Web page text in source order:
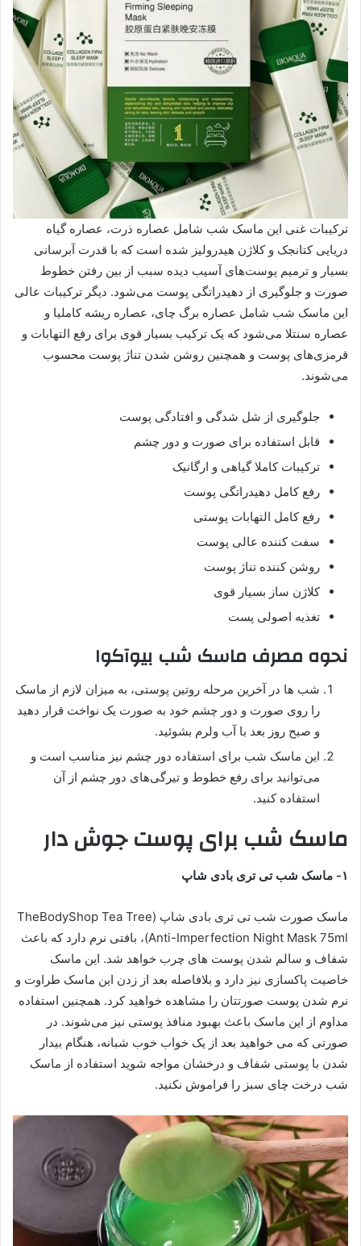
ترکیبات غنی این ماسک شب شامل عصاره ذرت، عصاره گیاه
دریایی کتانجک و کلاژن هیدرولیز شده است که با قدرت آبرسانی
بسیار و ترمیم پوست‌های آسیب دیده سبب از بین رفتن خطوط
صورت و جلوگیری از دهیدراتگی پوست می‌شود. دیگر ترکیبات عالی
این ماسک شب شامل عصاره برگ چای، عصاره ریشه کاملیا و
عصاره سنتلا می‌شود که یک ترکیب بسیار قوی برای رفع التهابات و
قرمزی‌های پوست و همچنین روشن شدن تناژ پوست محسوب
می‌شوند.
جلوگیری از شل شدگی و افتادگی پوست
قابل استفاده برای صورت و دور چشم
ترکیبات کاملا گیاهی و ارگانیک
رفع کامل دهیدراتگی پوست
رفع کامل التهابات پوستی
سفت کننده عالی پوست
روشن کننده تناژ پوست
کلاژن ساز بسیار قوی
تغذیه اصولی پست
نحوه مصرف ماسک شب بیوآکوا
شب ها در آخرین مرحله روتین پوستی، به میزان لازم از ماسک
را روی صورت و دور چشم خود به صورت یک نواخت قرار دهید
و صبح روز بعد با آب ولرم بشوئید.
این ماسک شب برای استفاده دور چشم نیز مناسب است و
می‌توانید برای رفع خطوط و تیرگی‌های دور چشم از آن
استفاده کنید.
ماسک شب برای پوست جوش دار
۱- ماسک شب تی تری بادی شاپ
ماسک صورت شب تی تری بادی شاپ (TheBodyShop Tea Tree
Anti-Imperfection Night Mask 75ml)، بافتی نرم دارد که باعث
شفاف و سالم شدن پوست های چرب خواهد شد. این ماسک
خاصیت پاکسازی نیز دارد و بلافاصله بعد از زدن این ماسک طراوت و
نرم شدن پوست صورتتان را مشاهده خواهید کرد. همچنین استفاده
مداوم از این ماسک باعث بهبود منافذ پوستی نیز می‌شوند. در
صورتی که می خواهید بعد از یک خواب خوب شبانه، هنگام بیدار
شدن با پوستی شفاف و درخشان مواجه شوید استفاده از ماسک
شب درخت چای سبز را فراموش نکنید.